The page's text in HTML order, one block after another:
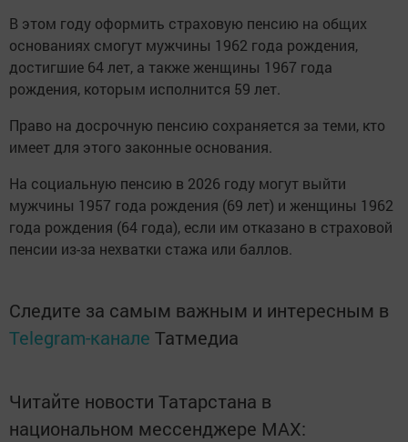
В этом году оформить страховую пенсию на общих
основаниях смогут мужчины 1962 года рождения,
достигшие 64 лет, а также женщины 1967 года
рождения, которым исполнится 59 лет.
Право на досрочную пенсию сохраняется за теми, кто
имеет для этого законные основания.
На социальную пенсию в 2026 году могут выйти
мужчины 1957 года рождения (69 лет) и женщины 1962
года рождения (64 года), если им отказано в страховой
пенсии из-за нехватки стажа или баллов.
Следите за самым важным и интересным в
Telegram-канале Татмедиа
Читайте новости Татарстана в
национальном мессенджере MАХ: